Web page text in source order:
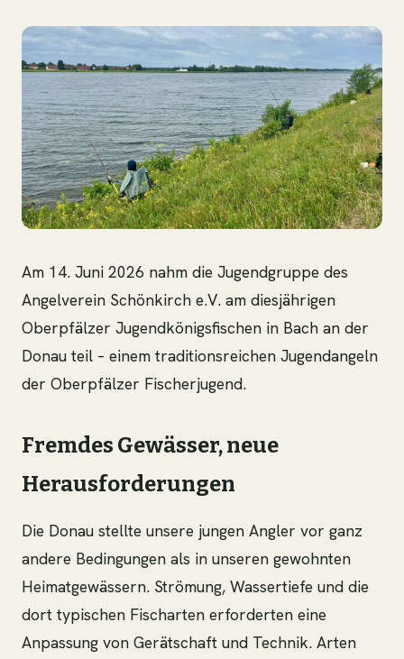
Am 14. Juni 2026 nahm die Jugendgruppe des
Angelverein Schönkirch e.V. am diesjährigen
Oberpfälzer Jugendkönigsfischen in Bach an der
Donau teil – einem traditionsreichen Jugendangeln
der Oberpfälzer Fischerjugend.
Fremdes Gewässer, neue
Herausforderungen
Die Donau stellte unsere jungen Angler vor ganz
andere Bedingungen als in unseren gewohnten
Heimatgewässern. Strömung, Wassertiefe und die
dort typischen Fischarten erforderten eine
Anpassung von Gerätschaft und Technik. Arten